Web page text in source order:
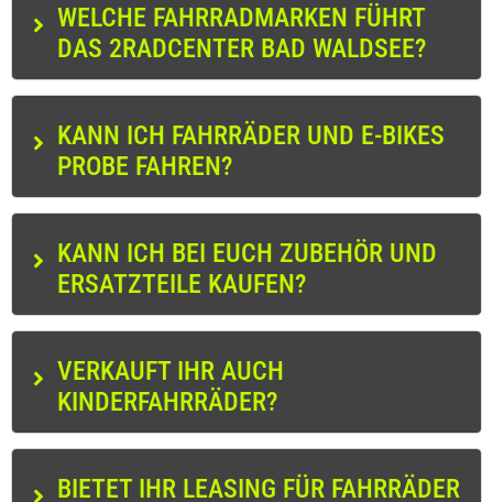
WELCHE FAHRRADMARKEN FÜHRT
DAS 2RADCENTER BAD WALDSEE?
KANN ICH FAHRRÄDER UND E-BIKES
PROBE FAHREN?
KANN ICH BEI EUCH ZUBEHÖR UND
ERSATZTEILE KAUFEN?
VERKAUFT IHR AUCH
KINDERFAHRRÄDER?
BIETET IHR LEASING FÜR FAHRRÄDER